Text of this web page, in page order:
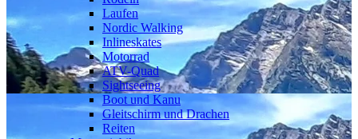
Laufen
Nordic Walking
Inlineskates
Motorrad
ATV-Quad
Sightseeing
Boot und Kanu
Gleitschirm und Drachen
Reiten